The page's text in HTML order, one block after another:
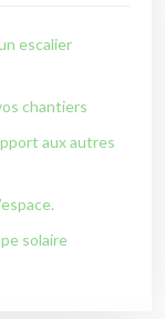
escalier
chantiers
aux autres
solaire